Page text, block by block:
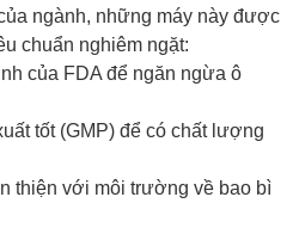
ngành, những máy này được
chuẩn nghiêm ngặt:
của FDA để ngăn ngừa ô
tốt (GMP) để có chất lượng
thiện với môi trường về bao bì